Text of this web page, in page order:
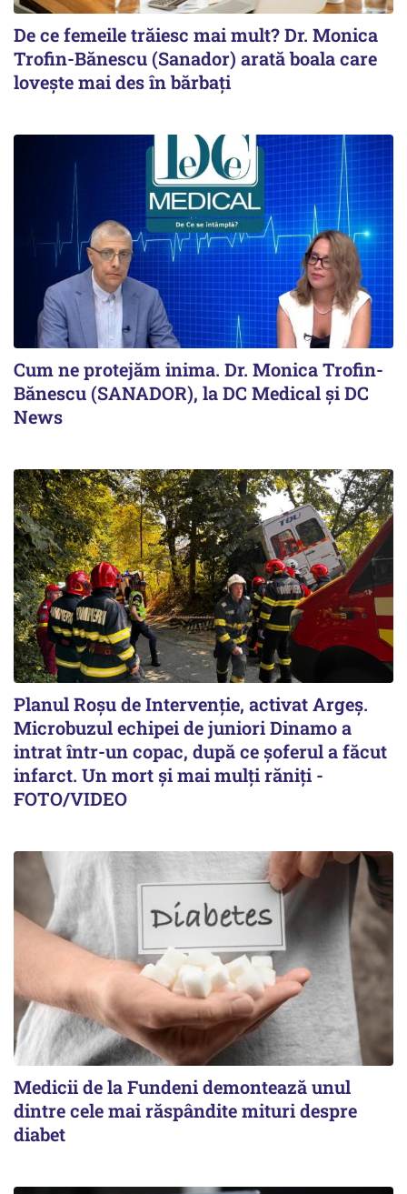
De ce femeile trăiesc mai mult? Dr. Monica
Trofin-Bănescu (Sanador) arată boala care
lovește mai des în bărbați
Cum ne protejăm inima. Dr. Monica Trofin-
Bănescu (SANADOR), la DC Medical și DC
News
Planul Roşu de Intervenţie, activat Argeş.
Microbuzul echipei de juniori Dinamo a
intrat într-un copac, după ce șoferul a făcut
infarct. Un mort și mai mulți răniți -
FOTO/VIDEO
Medicii de la Fundeni demontează unul
dintre cele mai răspândite mituri despre
diabet